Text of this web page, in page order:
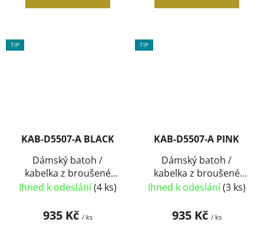
TIP
KAB-D5507-A BLACK
Dámský batoh /
kabelka z broušené
kůže černá
Ihned k odeslání(4 ks)
935 Kč / ks
TIP
KAB-D5507-A PINK
Dámský batoh /
kabelka z broušené
kůže lososá růžová
Ihned k odeslání(3 ks)
935 Kč / ks